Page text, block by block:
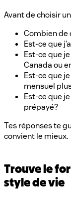
Avant de choisir
Combien de
Est-ce que
Est-ce que
Canada ou
Est-ce que
mensuel
Est-ce que
prépayé?
Tes réponses te
convient le mieux.
Trouve le
style de vie